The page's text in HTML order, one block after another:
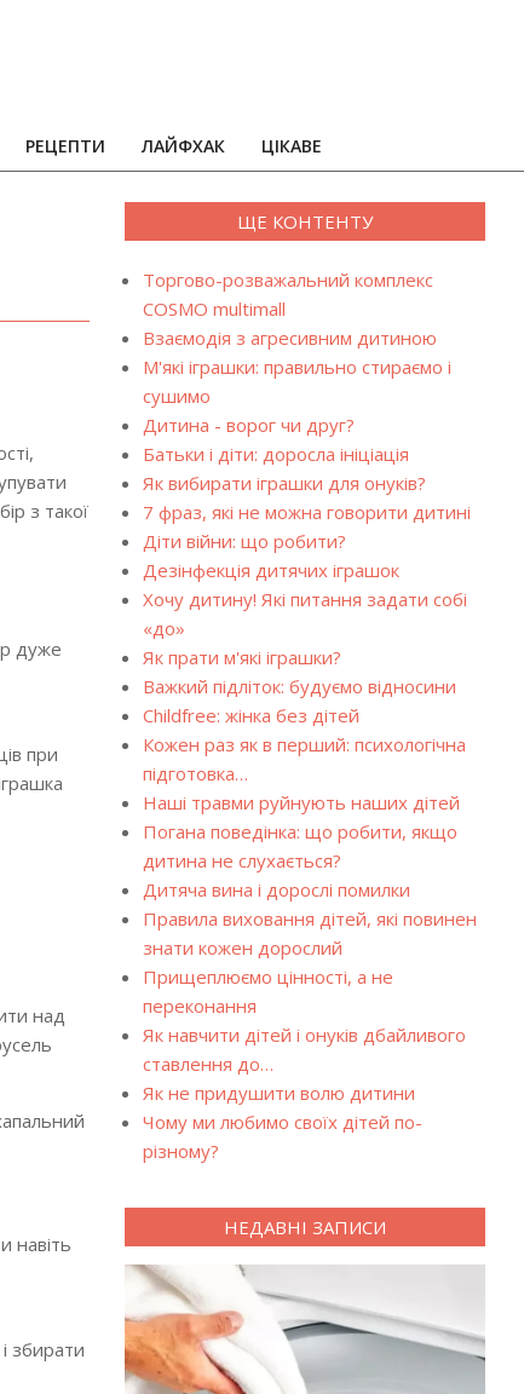
РЕЦЕПТИ ЛАЙФХАК ЦІКАВЕ
з такої
дуже
при
над
навіть
збирати
ЩЕ КОНТЕНТУ
Торгово-розважальний комплекс
COSMO multimall
Взаємодія з агресивним дитиною
М'які іграшки: правильно стираємо і
сушимо
Дитина - ворог чи друг?
Батьки і діти: доросла ініціація
Як вибирати іграшки для онуків?
7 фраз, які не можна говорити дитині
Діти війни: що робити?
Дезінфекція дитячих іграшок
Хочу дитину! Які питання задати собі
«до»
Як прати м'які іграшки?
Важкий підліток: будуємо відносини
Childfree: жінка без дітей
Кожен раз як в перший: психологічна
підготовка…
Наші травми руйнують наших дітей
Погана поведінка: що робити, якщо
дитина не слухається?
Дитяча вина і дорослі помилки
Правила виховання дітей, які повинен
знати кожен дорослий
Прищеплюємо цінності, а не
переконання
Як навчити дітей і онуків дбайливого
ставлення до…
Як не придушити волю дитини
Чому ми любимо своїх дітей по-
різному?
НЕДАВНІ ЗАПИСИ